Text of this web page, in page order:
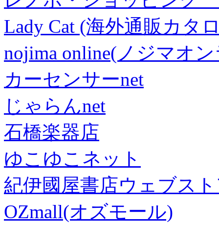
Lady Cat (海外通販カタ
nojima online(ノジマオ
カーセンサーnet
じゃらんnet
石橋楽器店
ゆこゆこネット
紀伊國屋書店ウェブス
OZmall(オズモール)